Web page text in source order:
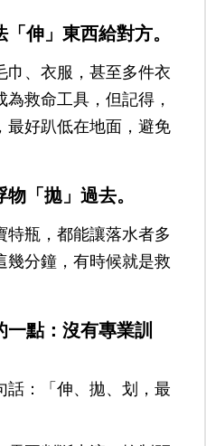
伸」東西給對方。
巾、衣服，甚至多件衣
救命工具，但記得，
最好趴低在地面，避免
「拋」過去。
特瓶，都能讓落水者多
幾分鐘，有時候就是救
點：沒有專業訓
話：「伸、拋、划，最